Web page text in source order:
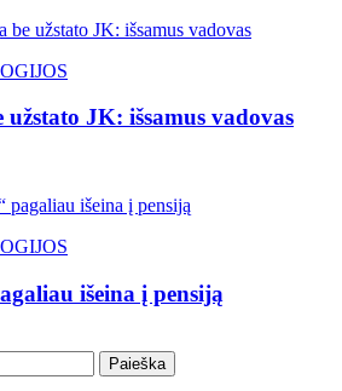
JK: išsamus vadovas
išeina į pensiją